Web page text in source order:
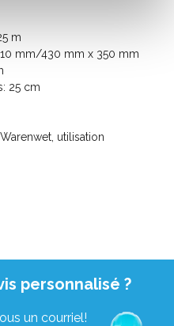
m
mm/430 mm x 350 mm
25 cm
utilisation
personnalisé ?
un courriel!